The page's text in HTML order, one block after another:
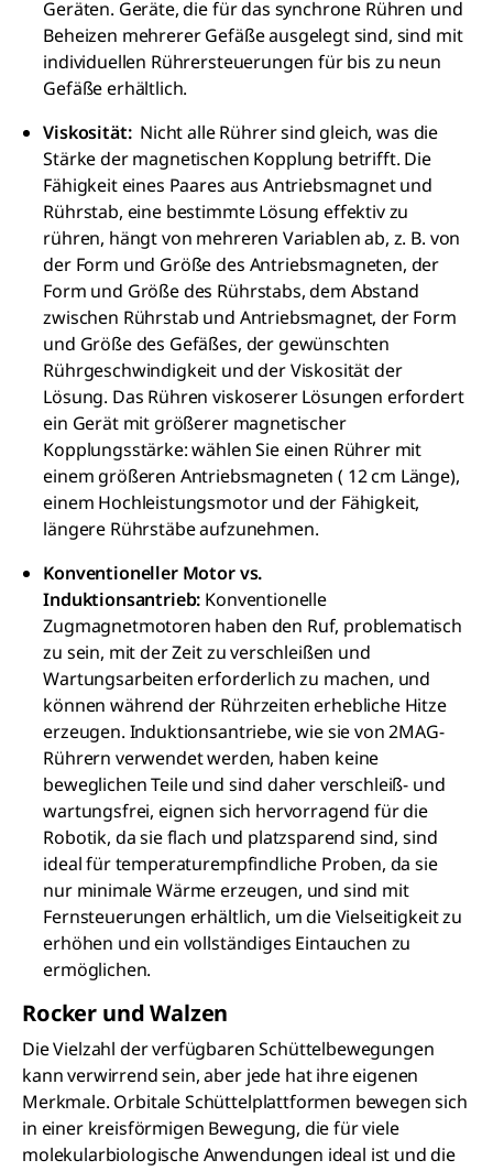
Geräten. Geräte, die für das synchrone Rühren und
Beheizen mehrerer Gefäße ausgelegt sind, sind mit
individuellen Rührersteuerungen für bis zu neun
Gefäße erhältlich.
Viskosität: Nicht alle Rührer sind gleich, was die
Stärke der magnetischen Kopplung betrifft. Die
Fähigkeit eines Paares aus Antriebsmagnet und
Rührstab, eine bestimmte Lösung effektiv zu
rühren, hängt von mehreren Variablen ab, z. B. von
der Form und Größe des Antriebsmagneten, der
Form und Größe des Rührstabs, dem Abstand
zwischen Rührstab und Antriebsmagnet, der Form
und Größe des Gefäßes, der gewünschten
Rührgeschwindigkeit und der Viskosität der
Lösung. Das Rühren viskoserer Lösungen erfordert
ein Gerät mit größerer magnetischer
Kopplungsstärke: wählen Sie einen Rührer mit
einem größeren Antriebsmagneten ( 12 cm Länge),
einem Hochleistungsmotor und der Fähigkeit,
längere Rührstäbe aufzunehmen.
Konventioneller Motor vs.
Induktionsantrieb: Konventionelle
Zugmagnetmotoren haben den Ruf, problematisch
zu sein, mit der Zeit zu verschleißen und
Wartungsarbeiten erforderlich zu machen, und
können während der Rührzeiten erhebliche Hitze
erzeugen. Induktionsantriebe, wie sie von 2MAG-
Rührern verwendet werden, haben keine
beweglichen Teile und sind daher verschleiß- und
wartungsfrei, eignen sich hervorragend für die
Robotik, da sie flach und platzsparend sind, sind
ideal für temperaturempfindliche Proben, da sie
nur minimale Wärme erzeugen, und sind mit
Fernsteuerungen erhältlich, um die Vielseitigkeit zu
erhöhen und ein vollständiges Eintauchen zu
ermöglichen.
Rocker und Walzen
Die Vielzahl der verfügbaren Schüttelbewegungen
kann verwirrend sein, aber jede hat ihre eigenen
Merkmale. Orbitale Schüttelplattformen bewegen sich
in einer kreisförmigen Bewegung, die für viele
molekularbiologische Anwendungen ideal ist und die